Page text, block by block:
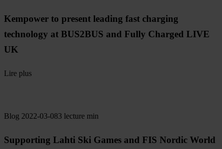
Kempower to present leading fast charging
technology at BUS2BUS and Fully Charged LIVE
UK
Lire plus
Blog 2022-03-083 lecture min
Supporting Lahti Ski Games and FIS Nordic World